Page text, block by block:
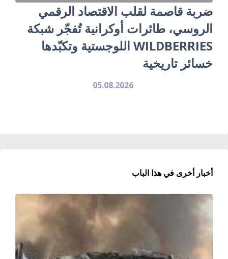
ضربة قاصمة لقلب الاقتصاد الرقمي
الروسي، طائرات أوكرانية تُفجّر شبكة
WILDBERRIES اللوجستية وتكبّدها
خسائر تاريخية
05.08.2026
أخبار أخرى في هذا الباب